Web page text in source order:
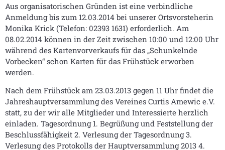
Aus organisatorischen Gründen ist eine verbindliche
Anmeldung bis zum 12.03.2014 bei unserer Ortsvorsteherin
Monika Krick (Telefon: 02393 1631) erforderlich. Am
08.02.2014 können in der Zeit zwischen 10:00 und 12:00 Uhr
während des Kartenvorverkaufs für das „Schunkelnde
Vorbecken“ schon Karten für das Frühstück erworben
werden.
Nach dem Frühstück am 23.03.2013 gegen 11 Uhr findet die
Jahreshauptversammlung des Vereines Curtis Amewic e.V.
statt, zu der wir alle Mitglieder und Interessierte herzlich
einladen. Tagesordnung 1. Begrüßung und Feststellung der
Beschlussfähigkeit 2. Verlesung der Tagesordnung 3.
Verlesung des Protokolls der Hauptversammlung 2013 4.